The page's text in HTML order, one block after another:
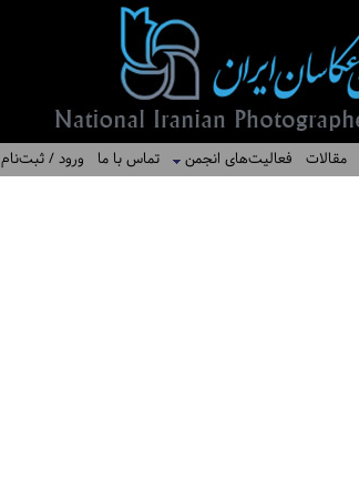
مقالات فعالیت‌های انجمن تماس با ما ورود / ثبت‌نام